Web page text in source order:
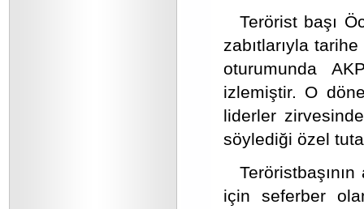
Terörist başı
zabıtlarıyla
oturumunda
izlemiştir. O
liderler
söylediği özel
için seferber